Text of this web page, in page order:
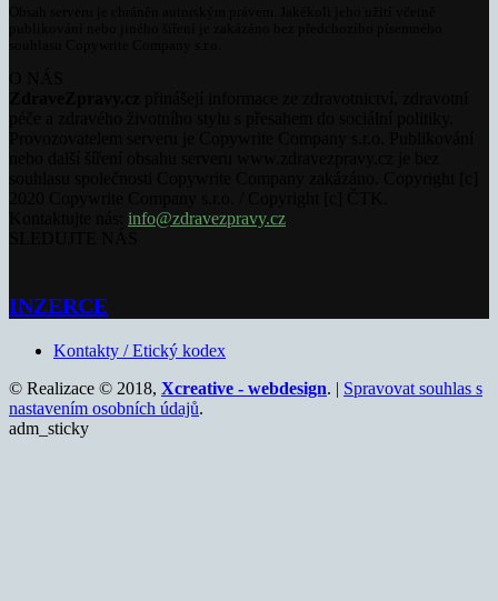
info@zdravezpravy.cz
INZERCE
Kontakty / Etický kodex
© Realizace © 2018, Xcreative - webdesign. | Spravovat souhlas s
nastavením osobních údajů.
adm_sticky